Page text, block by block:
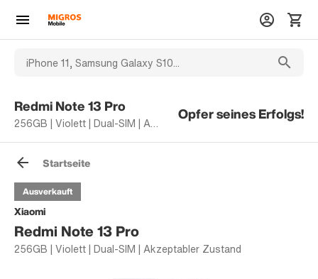
Redmi Note 13 Pro
256GB | Violett | Dual-SIM | Akzeptabler Zustand
Opfer seines Erfolgs!
Startseite
Xiaomi
Redmi Note 13 Pro
256GB | Violett | Dual-SIM | Akzeptabler Zustand
Ausverkauft